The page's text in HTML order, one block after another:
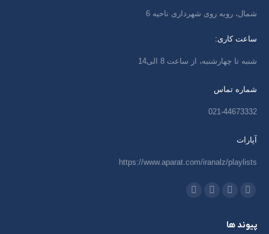
شمال، روبه روی شهرداری ناحیه 6
ساعت کاری:
شنبه تا چهارشنبه، از ساعت 8 الی14
شماره تماس
021-44673332
آپارات
https://www.aparat.com/iranalz/playlists
ما را دنبال کنید در:
کردنکردنپیوند ها